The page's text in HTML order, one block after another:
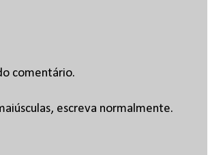
comentário.
escreva normalmente.